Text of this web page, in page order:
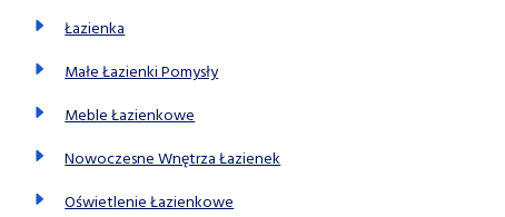
Łazienka
Małe Łazienki Pomysły
Meble Łazienkowe
Nowoczesne Wnętrza Łazienek
Oświetlenie Łazienkowe